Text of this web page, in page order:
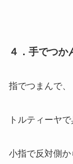
４．手でつか
指でつまんで、
トルティーヤ
小指で反対側か